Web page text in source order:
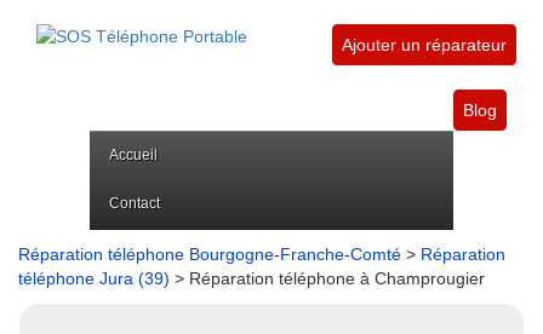
Ajouter un réparateur
Blog
Accueil
Contact
Réparation téléphone Bourgogne-Franche-Comté > Réparation
téléphone Jura (39) > Réparation téléphone à Champrougier